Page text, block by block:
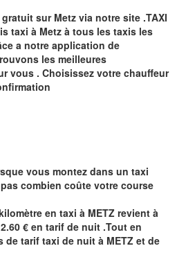
gratuit sur Metz via notre site .TAXI
taxi à Metz à tous les taxis les
a notre application de
les meilleures
vous . Choisissez votre chauffeur
vous montez dans un taxi
combien coûte votre course
en taxi à METZ revient à
€ en tarif de nuit .Tout en
de tarif taxi de nuit à METZ et de